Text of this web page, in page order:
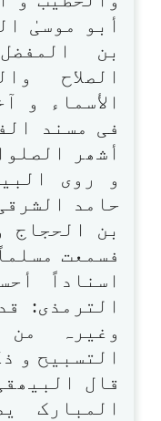
أبو موسیٰ
بن
الصلاح
الأسماء و
فی مسند
أشھر
و روی
حامد
بن الحجاج
فسمعت
اسناداً
الترمذی:
وغیرہ من
التسبیح و
قال
المبارک